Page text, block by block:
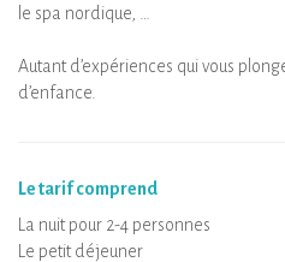
le spa nordique, …
Autant d’expériences qui vous
d’enfance.
Le tarif comprend
La nuit pour 2-4 personnes
Le petit déjeuner